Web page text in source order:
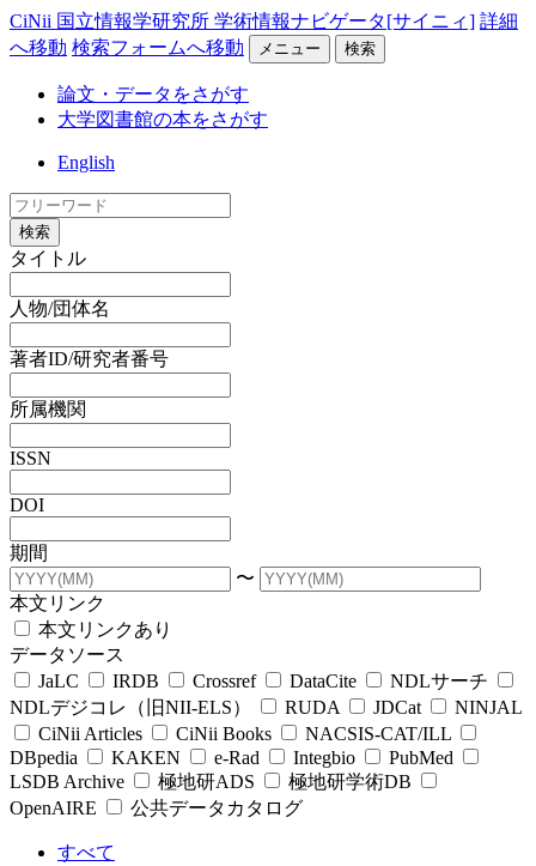
CiNii 国立情報学研究所 学術情報ナビゲータ[サイニィ] 詳細
へ移動 検索フォームへ移動 メニュー 検索
論文・データをさがす
大学図書館の本をさがす
English
検索
タイトル
人物/団体名
著者ID/研究者番号
所属機関
ISSN
DOI
期間
〜
本文リンク
本文リンクあり
データソース
JaLC
IRDB Crossref DataCite
NDLサーチ
NDLデジコレ（旧NII-ELS）
RUDA JDCat
NINJAL
CiNii Articles
CiNii Books
NACSIS-CAT/ILL
DBpedia
KAKEN e-Rad Integbio
PubMed
LSDB Archive
極地研ADS
極地研学術DB
OpenAIRE
公共データカタログ
すべて